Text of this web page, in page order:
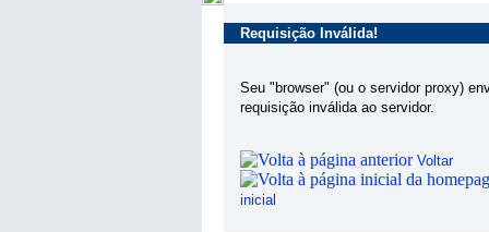
Requisição Inválida!
Seu "browser" (ou o servidor proxy)
requisição inválida ao servidor.
Voltar
inicial